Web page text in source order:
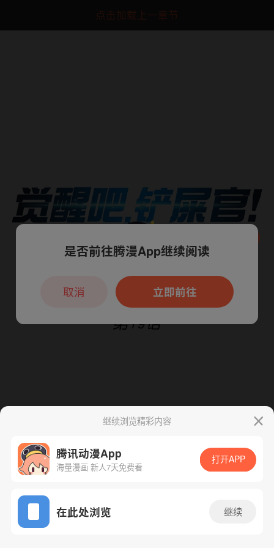
点击加载上一章节
App免费看
下一话
继续浏览精彩内容
腾讯动漫App
海量漫画 新人7天免费看
打开APP
在此处浏览 继续
本章节仅支持App阅读，可打开App新用
户7天免费看
是否前往腾漫App继续阅读
立即前往
取消